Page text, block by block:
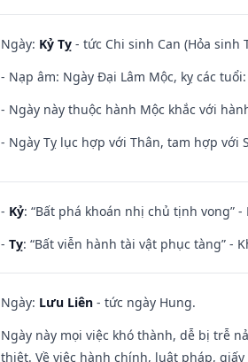
Ngày: Kỷ Tỵ - tức Chi sinh Can (Hỏa sinh
- Nạp âm: Ngày Đại Lâm Mộc, kỵ các
- Ngày này thuộc hành Mộc khắc với
- Ngày Tỵ lục hợp với Thân, tam hợp với
- Kỷ: “Bất phá khoán nhị chủ tịnh vong”
- Tỵ: “Bất viễn hành tài vật phục tàng” -
Ngày: Lưu Liên - tức ngày Hung.
Ngày này mọi việc khó thành, dễ bị trễ
thiệt. Về việc hành chính, luật pháp,